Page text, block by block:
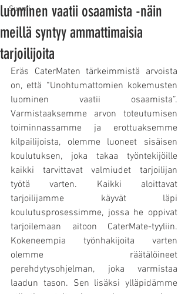
Suomi
luominen vaatii osaamista -näin
meillä syntyy ammattimaisia
tarjoilijoita
Eräs CaterMaten tärkeimmistä arvoista
on, että “Unohtumattomien kokemusten
luominen vaatii osaamista”.
Varmistaaksemme arvon toteutumisen
toiminnassamme ja erottuaksemme
kilpailijoista, olemme luoneet sisäisen
koulutuksen, joka takaa työntekijöille
kaikki tarvittavat valmiudet tarjoilijan
työtä varten. Kaikki aloittavat
tarjoilijamme käyvät läpi
koulutusprosessimme, jossa he oppivat
tarjoilemaan aitoon CaterMate-tyyliin.
Kokeneempia työnhakijoita varten
olemme räätälöineet
perehdytysohjelman, joka varmistaa
laadun tason. Sen lisäksi ylläpidämme